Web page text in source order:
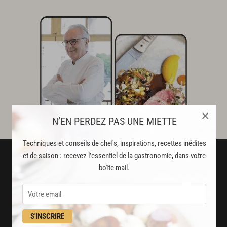
N’EN PERDEZ PAS UNE MIETTE
Techniques et conseils de chefs, inspirations, recettes inédites
et de saison : recevez l’essentiel de la gastronomie, dans votre
boîte mail.
S'INSCRIRE
×